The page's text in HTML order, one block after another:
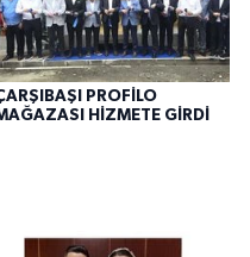
PROFİLO
HİZMETE GİRDİ